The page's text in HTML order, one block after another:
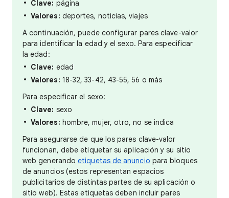
Clave: página
Valores: deportes, noticias, viajes
A continuación, puede configurar pares clave-valor
para identificar la edad y el sexo. Para especificar
la edad:
Clave: edad
Valores: 18-32, 33-42, 43-55, 56 o más
Para especificar el sexo:
Clave: sexo
Valores: hombre, mujer, otro, no se indica
Para asegurarse de que los pares clave-valor
funcionan, debe etiquetar su aplicación y su sitio
web generandoetiquetas de anuncio para bloques
de anuncios (estos representan espacios
publicitarios de distintas partes de su aplicación o
sitio web). Estas etiquetas deben incluir pares